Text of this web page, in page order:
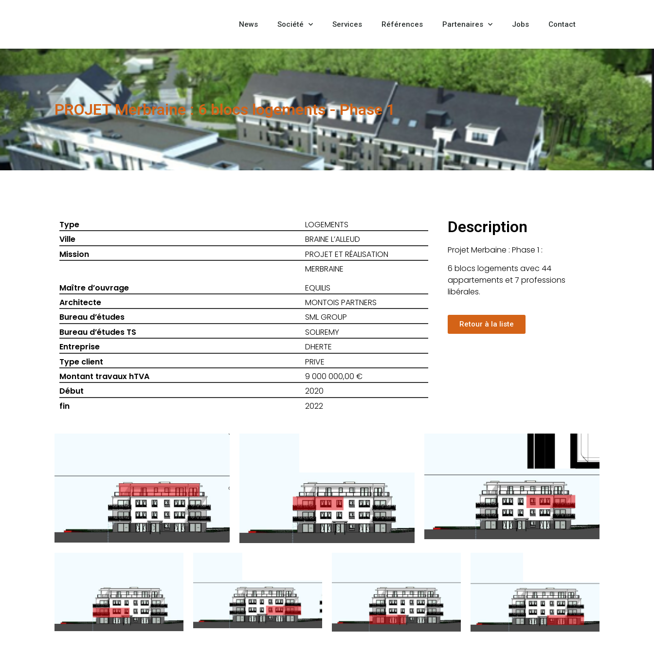
News Société Services Références Partenaires Jobs Contact
PROJET Merbraine : 6 blocs logements - Phase 1
Type
LOGEMENTS
Ville
BRAINE L’ALLEUD
Mission
PROJET ET RÉALISATION
Maître d’ouvrage
MERBRAINE
EQUILIS
Architecte
MONTOIS PARTNERS
Bureau d’études
SML GROUP
Bureau d’études TS
SOLIREMY
Entreprise
DHERTE
Type client
PRIVE
Montant travaux hTVA
9 000 000,00 €
Début
2020
fin
2022
Description
Projet Merbaine : Phase 1 :
6 blocs logements avec 44
appartements et 7 professions
libérales.
Retour à la liste